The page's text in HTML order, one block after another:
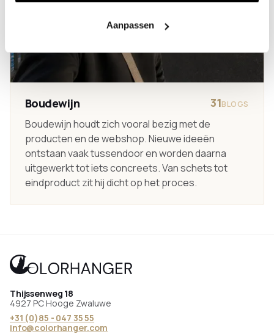
Aanpassen
Boudewijn 31BLOGS
Boudewijn houdt zich vooral bezig met de
producten en de webshop. Nieuwe ideeën
ontstaan vaak tussendoor en worden daarna
uitgewerkt tot iets concreets. Van schets tot
eindproduct zit hij dicht op het proces.
Thijssenweg 18
4927 PC Hooge Zwaluwe
+31 (0)85 - 047 35 55
info@colorhanger.com